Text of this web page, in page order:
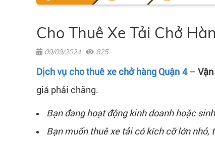
Cho Thuê Xe Tải Chở
09/09/2024 825
Dịch vụ cho thuê xe chở hàng Quận 4–
giá phải chăng.
Bạn đang hoạt động kinh doanh hoặc
Bạn muốn thuê xe tải có kích cỡ lớn nhỏ,